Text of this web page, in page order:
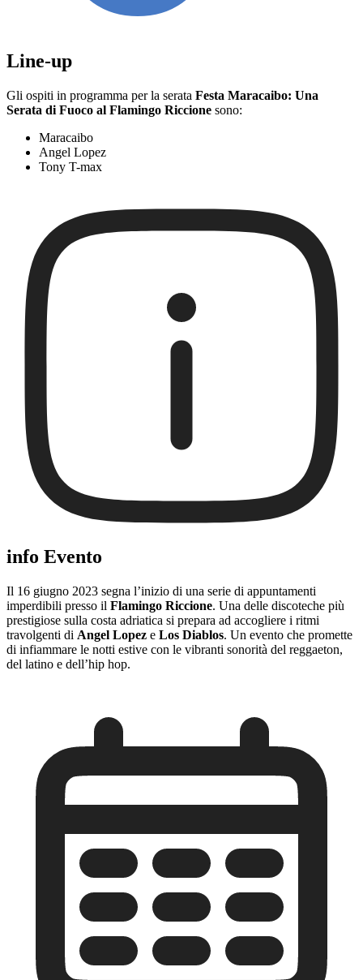
Line-up
Gli ospiti in programma per la serata Festa Maracaibo: Una
Serata di Fuoco al Flamingo Riccione sono:
Maracaibo
Angel Lopez
Tony T-max
info Evento
Il 16 giugno 2023 segna l’inizio di una serie di appuntamenti
imperdibili presso il Flamingo Riccione. Una delle discoteche più
prestigiose sulla costa adriatica si prepara ad accogliere i ritmi
travolgenti di Angel Lopez e Los Diablos. Un evento che promette
di infiammare le notti estive con le vibranti sonorità del reggaeton,
del latino e dell’hip hop.